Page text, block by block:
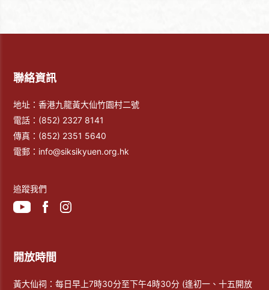
聯絡資訊
地址：香港九龍黃大仙竹園村二號
電話： (852) 2327 8141
傳真： (852) 2351 5640
電郵： info@siksikyuen.org.hk
追蹤我們
開放時間
黃大仙祠：每日早上7時30分至下午4時30分 (逢初一、十五開放